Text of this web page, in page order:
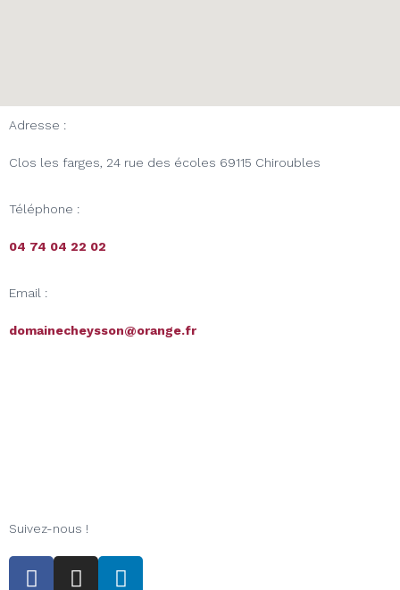
Adresse :
Clos les farges, 24 rue des écoles 69115 Chiroubles
Téléphone :
04 74 04 22 02
Email :
domainecheysson@orange.fr
Suivez-nous !